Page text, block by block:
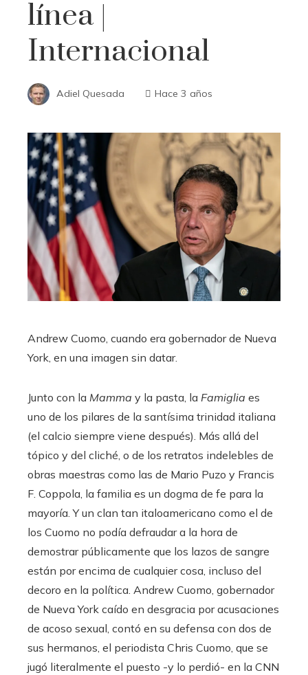
línea |
Internacional
Adiel Quesada Hace 3 años
Andrew Cuomo, cuando era gobernador de Nueva
York, en una imagen sin datar.
Junto con la Mamma y la pasta, la Famiglia es
uno de los pilares de la santísima trinidad italiana
(el calcio siempre viene después). Más allá del
tópico y del cliché, o de los retratos indelebles de
obras maestras como las de Mario Puzo y Francis
F. Coppola, la familia es un dogma de fe para la
mayoría. Y un clan tan italoamericano como el de
los Cuomo no podía defraudar a la hora de
demostrar públicamente que los lazos de sangre
están por encima de cualquier cosa, incluso del
decoro en la política. Andrew Cuomo, gobernador
de Nueva York caído en desgracia por acusaciones
de acoso sexual, contó en su defensa con dos de
sus hermanos, el periodista Chris Cuomo, que se
jugó literalmente el puesto -y lo perdió- en la CNN